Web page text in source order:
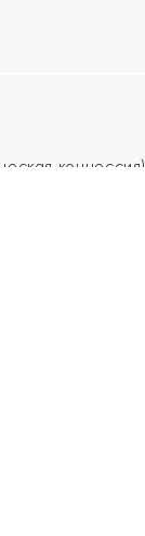
концессия)